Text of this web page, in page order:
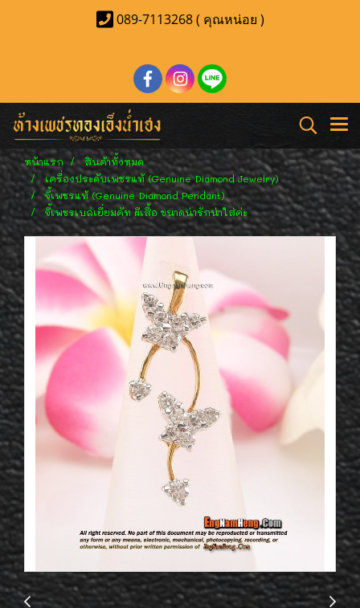
089-7113268 ( คุณหน่อย )
หน้าแรก
สินค้าทั้งหมด
เครื่องประดับเพชรแท้ (Genuine Diamond Jewelry)
จี้เพชรแท้ (Genuine Diamond Pendant)
จี้เพชรเบลเยี่ยมคัท ผีเสื้อ ขนาดน่ารักน่าใส่ค่ะ